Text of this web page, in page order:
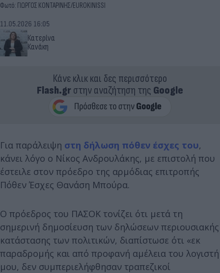
Φωτό: ΓΙΩΡΓΟΣ ΚΟΝΤΑΡΙΝΗΣ/EUROKINISSI
Κατερίνα
Κανάκη
11.05.2026 16:05
Κάνε κλικ και δες περισσότερο
Flash.grστην αναζήτηση της Google
Για παράλειψη στη δήλωση πόθεν έσχες του,
κάνει λόγο ο Νίκος Ανδρουλάκης, με επιστολή που
έστειλε στον πρόεδρο της αρμόδιας επιτροπής
Πόθεν Έσχες Θανάση Μπούρα.
Ο πρόεδρος του ΠΑΣΟΚ τονίζει ότι μετά τη
σημερινή δημοσίευση των δηλώσεων περιουσιακής
κατάστασης των πολιτικών, διαπίστωσε ότι «εκ
παραδρομής και από προφανή αμέλεια του λογιστή
μου, δεν συμπεριελήφθησαν τραπεζικοί